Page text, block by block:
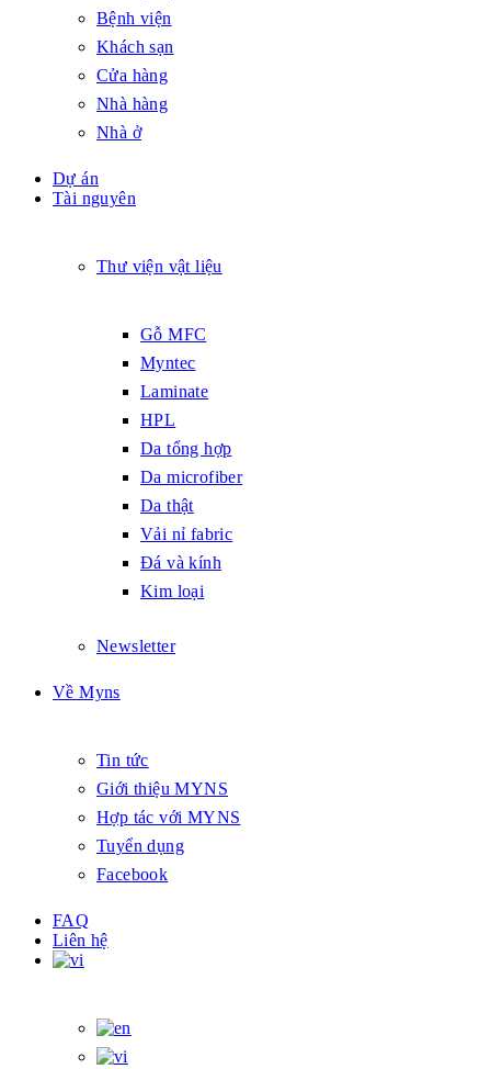
Bệnh viện
Khách sạn
Cửa hàng
Nhà hàng
Nhà ở
Dự án
Tài nguyên
Thư viện vật liệu
Gỗ MFC
Myntec
Laminate
HPL
Da tổng hợp
Da microfiber
Da thật
Vải nỉ fabric
Đá và kính
Kim loại
Newsletter
Về Myns
Tin tức
Giới thiệu MYNS
Hợp tác với MYNS
Tuyển dụng
Facebook
FAQ
Liên hệ